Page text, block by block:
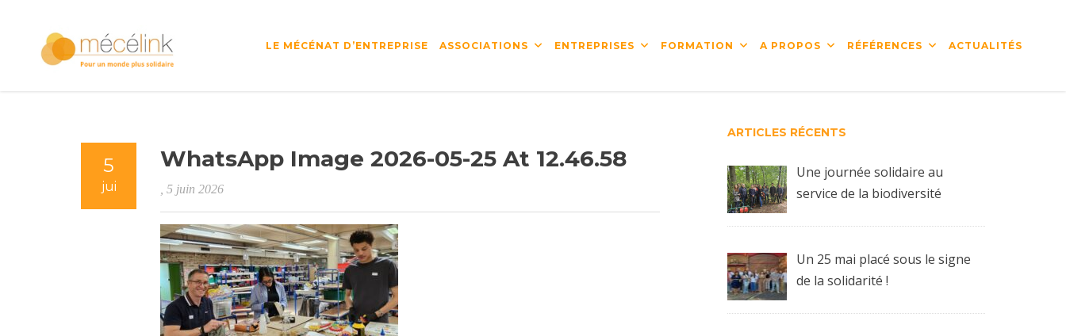
LE MÉCÉNAT D’ENTREPRISE ASSOCIATIONS ENTREPRISES FORMATION A PROPOS RÉFÉRENCES ACTUALITÉS
5
jui
WhatsApp Image 2026-05-25 At 12.46.58
, 5 juin 2026
ARTICLES RÉCENTS
Une journée solidaire au
service de la biodiversité
Un 25 mai placé sous le signe
de la solidarité !